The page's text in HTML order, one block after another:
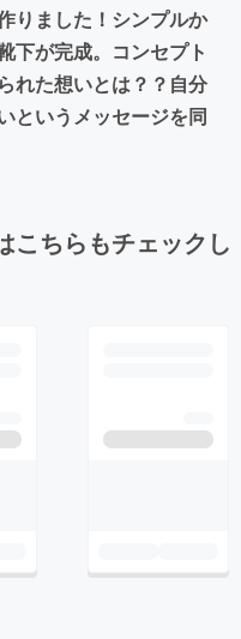
りました！シンプルか
下が完成。コンセプト
れた想いとは？？自分
というメッセージを同
こちらもチェックし